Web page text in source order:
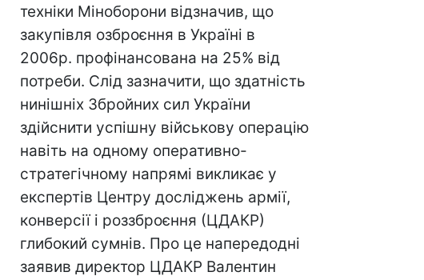
техніки Міноборони відзначив, що
закупівля озброєння в Україні в
2006р. профінансована на 25% від
потреби. Слід зазначити, що здатність
нинішніх Збройних сил України
здійснити успішну військову операцію
навіть на одному оперативно-
стратегічному напрямі викликає у
експертів Центру досліджень армії,
конверсії і роззброєння (ЦДАКР)
глибокий сумнів. Про це напередодні
заявив директор ЦДАКР Валентин